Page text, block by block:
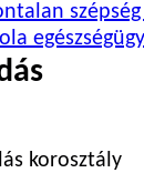
egészségügy
korosztály